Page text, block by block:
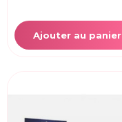
Ajouter au panier